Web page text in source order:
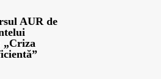
AUR de
„Criza